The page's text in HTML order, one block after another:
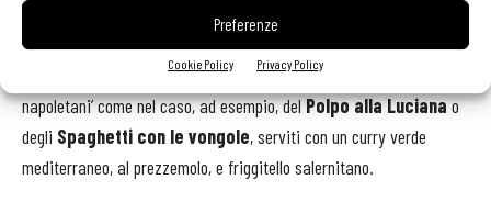
Preferenze
Cookie Policy Privacy Policy
agrodolce alle papaccelle, i dolci peperoncini presidio Slow Food
della provincia di Napoli e Caserta.
Creazioni assolutamente inedite anche nel caso dei grandi ‘classici
napoletani’ come nel caso, ad esempio, delPolpo alla Lucianao
degli Spaghetti con le vongole, serviti con un curry verde
mediterraneo, al prezzemolo, e friggitello salernitano.